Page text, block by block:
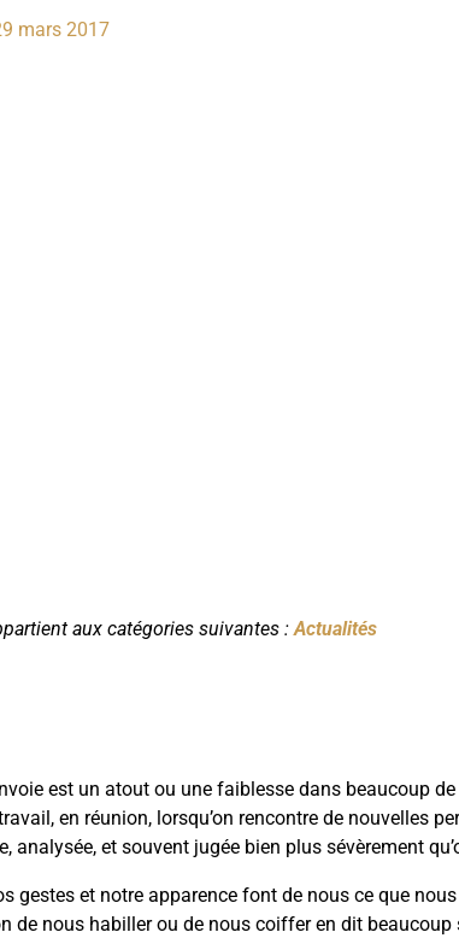
mars 2017
aux catégories suivantes :Actualités
est un atout ou une faiblesse dans beaucoup
en réunion, lorsqu’on rencontre de nouvelles
analysée, et souvent jugée bien plus sévèrement
gestes et notre apparence font de nous ce que
de nous habiller ou de nous coiffer en dit beaucoup